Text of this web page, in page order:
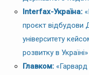
Interfax-Україна:
проєкт відбудови
університету
розвитку в Україні»
Главком: «Гарвард